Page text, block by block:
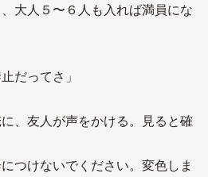
大人５〜６人も入れば満員にな
だってさ」
、友人が声をかける。見ると確
つけないでください。変色しま